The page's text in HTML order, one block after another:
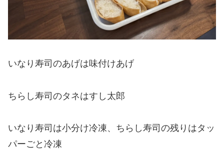
いなり寿司のあげは味付けあげ
ちらし寿司のタネはすし太郎
いなり寿司は小分け冷凍、ちらし寿司の残りはタッ
パーごと冷凍